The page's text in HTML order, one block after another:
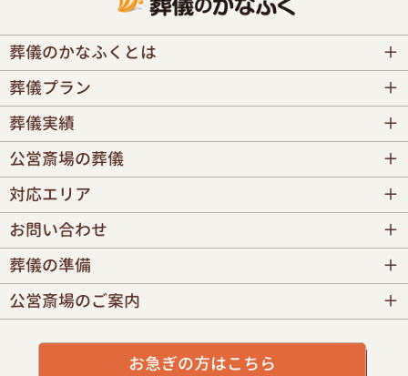
葬儀のかなふくとは
葬儀プラン
葬儀実績
公営斎場の葬儀
対応エリア
お問い合わせ
葬儀の準備
公営斎場のご案内
お急ぎの方はこちら